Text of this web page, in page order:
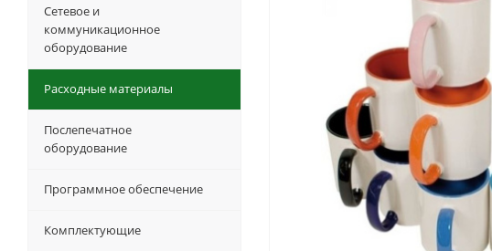
Сетевое и
коммуникационное
оборудование
Расходные материалы
Послепечатное
оборудование
Программное обеспечение
Комплектующие